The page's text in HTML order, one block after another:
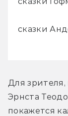
сказки
Для зрителя,
Эрнста
покажется